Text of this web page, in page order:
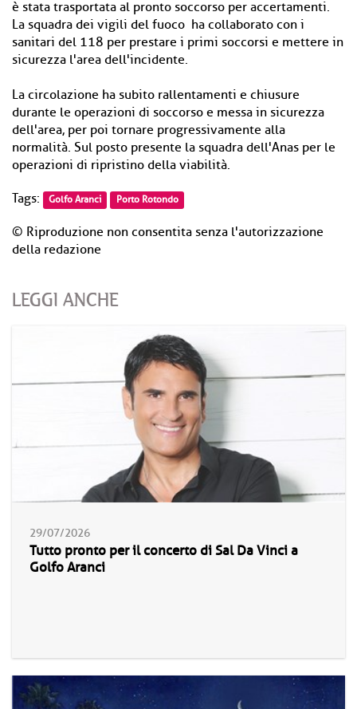
è stata trasportata al pronto soccorso per accertamenti.
La squadra dei vigili del fuoco ha collaborato con i
sanitari del 118 per prestare i primi soccorsi e mettere in
sicurezza l'area dell'incidente.
La circolazione ha subito rallentamenti e chiusure
durante le operazioni di soccorso e messa in sicurezza
dell'area, per poi tornare progressivamente alla
normalità. Sul posto presente la squadra dell'Anas per le
operazioni di ripristino della viabilità.
Tags: Golfo Aranci Porto Rotondo
© Riproduzione non consentita senza l'autorizzazione
della redazione
LEGGI ANCHE
29/07/2026
Tutto pronto per il concerto di Sal Da Vinci a
Golfo Aranci